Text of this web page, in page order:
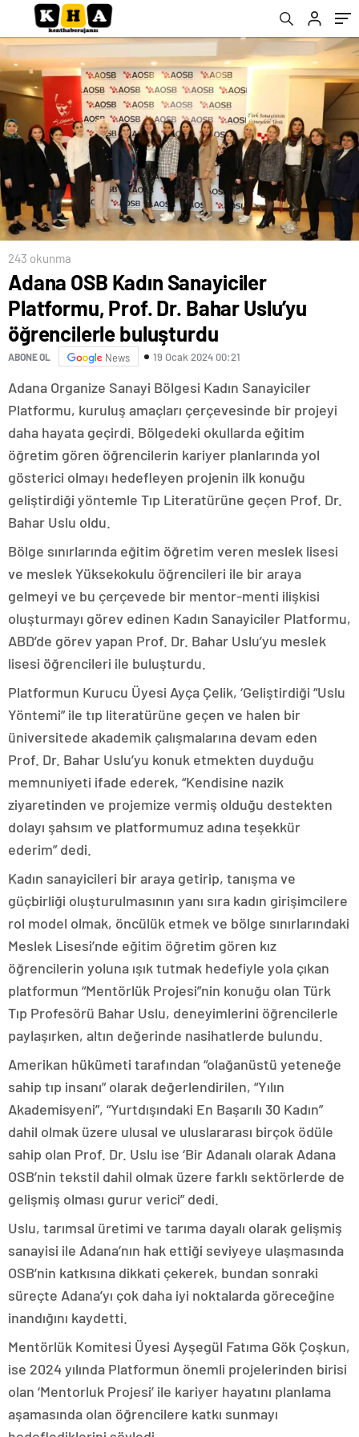
buluşturdu
243 okunma
Adana OSB Kadın Sanayiciler
Platformu, Prof. Dr. Bahar Uslu’yu
öğrencilerle buluşturdu
ABONE OL News 19 Ocak 2024 00:21
Adana Organize Sanayi Bölgesi Kadın Sanayiciler
Platformu, kuruluş amaçları çerçevesinde bir projeyi
daha hayata geçirdi. Bölgedeki okullarda eğitim
öğretim gören öğrencilerin kariyer planlarında yol
gösterici olmayı hedefleyen projenin ilk konuğu
geliştirdiği yöntemle Tıp Literatürüne geçen Prof. Dr.
Bahar Uslu oldu.
Bölge sınırlarında eğitim öğretim veren meslek lisesi
ve meslek Yüksekokulu öğrencileri ile bir araya
gelmeyi ve bu çerçevede bir mentor-menti ilişkisi
oluşturmayı görev edinen Kadın Sanayiciler Platformu,
ABD’de görev yapan Prof. Dr. Bahar Uslu’yu meslek
lisesi öğrencileri ile buluşturdu.
Platformun Kurucu Üyesi Ayça Çelik, ‘Geliştirdiği “Uslu
Yöntemi” ile tıp literatürüne geçen ve halen bir
üniversitede akademik çalışmalarına devam eden
Prof. Dr. Bahar Uslu’yu konuk etmekten duyduğu
memnuniyeti ifade ederek, “Kendisine nazik
ziyaretinden ve projemize vermiş olduğu destekten
dolayı şahsım ve platformumuz adına teşekkür
ederim” dedi.
Kadın sanayicileri bir araya getirip, tanışma ve
güçbirliği oluşturulmasının yanı sıra kadın girişimcilere
rol model olmak, öncülük etmek ve bölge sınırlarındaki
Meslek Lisesi’nde eğitim öğretim gören kız
öğrencilerin yoluna ışık tutmak hedefiyle yola çıkan
platformun “Mentörlük Projesi”nin konuğu olan Türk
Tıp Profesörü Bahar Uslu, deneyimlerini öğrencilerle
paylaşırken, altın değerinde nasihatlerde bulundu.
Amerikan hükümeti tarafından “olağanüstü yeteneğe
sahip tıp insanı” olarak değerlendirilen, “Yılın
Akademisyeni”, “Yurtdışındaki En Başarılı 30 Kadın”
dahil olmak üzere ulusal ve uluslararası birçok ödüle
sahip olan Prof. Dr. Uslu ise ‘Bir Adanalı olarak Adana
OSB’nin tekstil dahil olmak üzere farklı sektörlerde de
gelişmiş olması gurur verici” dedi.
Uslu, tarımsal üretimi ve tarıma dayalı olarak gelişmiş
sanayisi ile Adana’nın hak ettiği seviyeye ulaşmasında
OSB’nin katkısına dikkati çekerek, bundan sonraki
süreçte Adana’yı çok daha iyi noktalarda göreceğine
inandığını kaydetti.
Mentörlük Komitesi Üyesi Ayşegül Fatıma Gök Çoşkun,
ise 2024 yılında Platformun önemli projelerinden birisi
olan ‘Mentorluk Projesi’ ile kariyer hayatını planlama
aşamasında olan öğrencilere katkı sunmayı